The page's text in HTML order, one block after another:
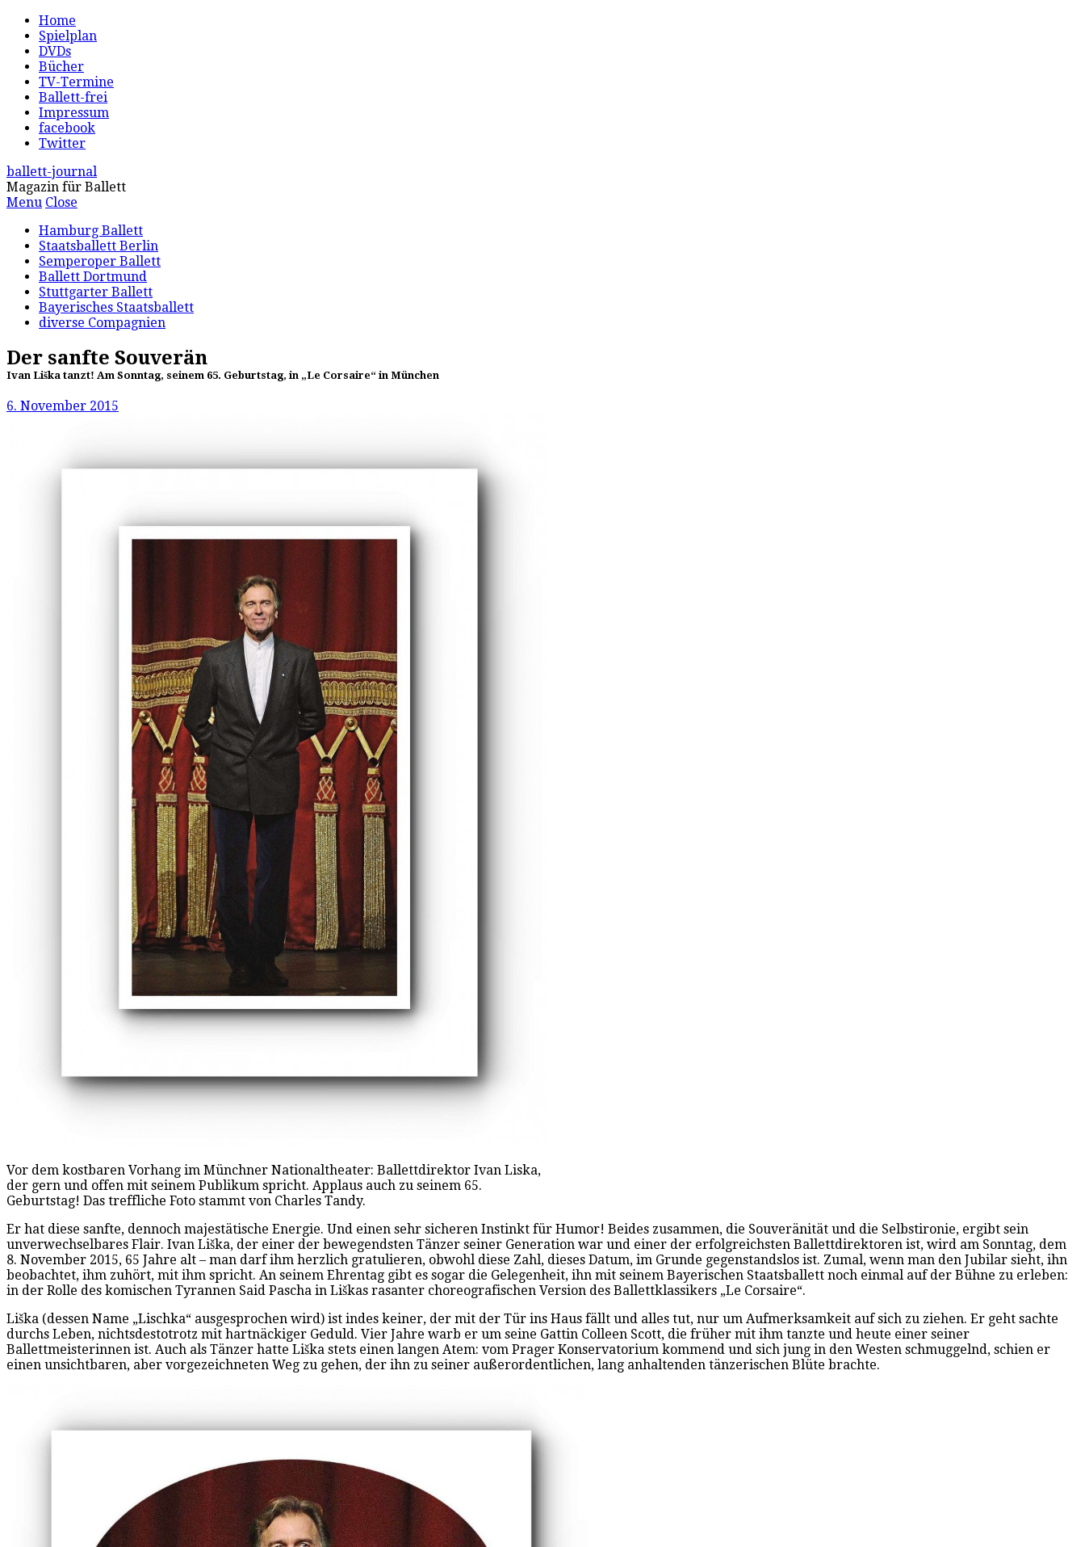
Home
Spielplan
DVDs
Bücher
TV-Termine
Ballett-frei
Impressum
facebook
Twitter
ballett-journal
Magazin für Ballett
Menu Close
Hamburg Ballett
Staatsballett Berlin
Semperoper Ballett
Ballett Dortmund
Stuttgarter Ballett
Bayerisches Staatsballett
diverse Compagnien
Der sanfte Souverän
Ivan Liška tanzt! Am Sonntag, seinem 65. Geburtstag, in „Le Corsaire“ in München
6. November 2015
Vor dem kostbaren Vorhang im Münchner Nationaltheater: Ballettdirektor Ivan Liska,
der gern und offen mit seinem Publikum spricht. Applaus auch zu seinem 65.
Geburtstag! Das treffliche Foto stammt von Charles Tandy.
Er hat diese sanfte, dennoch majestätische Energie. Und einen sehr sicheren Instinkt für Humor! Beides zusammen, die Souveränität und die Selbstironie, ergibt sein
unverwechselbares Flair. Ivan Liška, der einer der bewegendsten Tänzer seiner Generation war und einer der erfolgreichsten Ballettdirektoren ist, wird am Sonntag, dem
8. November 2015, 65 Jahre alt – man darf ihm herzlich gratulieren, obwohl diese Zahl, dieses Datum, im Grunde gegenstandslos ist. Zumal, wenn man den Jubilar sieht, ihn
beobachtet, ihm zuhört, mit ihm spricht. An seinem Ehrentag gibt es sogar die Gelegenheit, ihn mit seinem Bayerischen Staatsballett noch einmal auf der Bühne zu erleben:
in der Rolle des komischen Tyrannen Said Pascha in Liškas rasanter choreografischen Version des Ballettklassikers „Le Corsaire“.
Liška (dessen Name „Lischka“ ausgesprochen wird) ist indes keiner, der mit der Tür ins Haus fällt und alles tut, nur um Aufmerksamkeit auf sich zu ziehen. Er geht sachte
durchs Leben, nichtsdestotrotz mit hartnäckiger Geduld. Vier Jahre warb er um seine Gattin Colleen Scott, die früher mit ihm tanzte und heute einer seiner
Ballettmeisterinnen ist. Auch als Tänzer hatte Liška stets einen langen Atem: vom Prager Konservatorium kommend und sich jung in den Westen schmuggelnd, schien er
einen unsichtbaren, aber vorgezeichneten Weg zu gehen, der ihn zu seiner außerordentlichen, lang anhaltenden tänzerischen Blüte brachte.